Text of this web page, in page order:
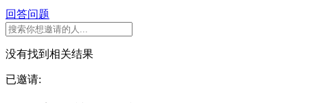
回答问题
没有找到相关结果
已邀请: